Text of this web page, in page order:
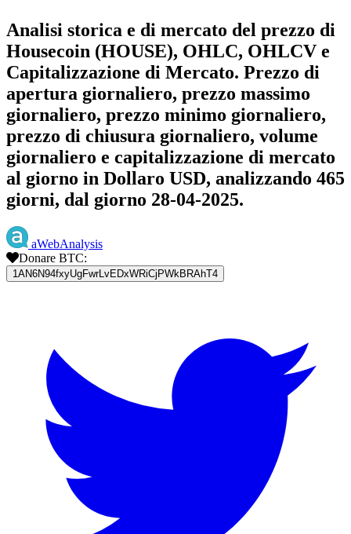
Analisi storica e di mercato del prezzo di
Housecoin (HOUSE), OHLC, OHLCV e
Capitalizzazione di Mercato. Prezzo di
apertura giornaliero, prezzo massimo
giornaliero, prezzo minimo giornaliero,
prezzo di chiusura giornaliero, volume
giornaliero e capitalizzazione di mercato
al giorno in Dollaro USD, analizzando 465
giorni, dal giorno 28-04-2025.
aWebAnalysis
Donare BTC:
1AN6N94fxyUgFwrLvEDxWRiCjPWkBRAhT4